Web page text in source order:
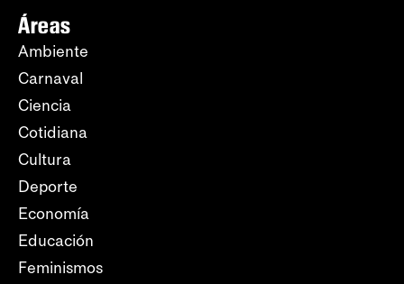
Áreas
Ambiente
Carnaval
Ciencia
Cotidiana
Cultura
Deporte
Economía
Educación
Feminismos